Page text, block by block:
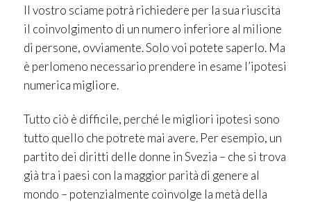
Il vostro sciame potrà richiedere per la sua riuscita
il coinvolgimento di un numero inferiore al milione
di persone, ovviamente. Solo voi potete saperlo. Ma
è perlomeno necessario prendere in esame l’ipotesi
numerica migliore.
Tutto ciò è difficile, perché le migliori ipotesi sono
tutto quello che potrete mai avere. Per esempio, un
partito dei diritti delle donne in Svezia – che si trova
già tra i paesi con la maggior parità di genere al
mondo – potenzialmente coinvolge la metà della